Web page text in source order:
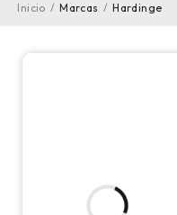
Inicio / Marcas / Hardinge